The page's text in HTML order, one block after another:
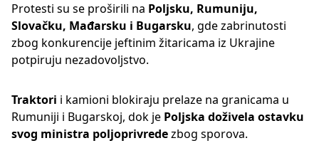
Protesti su se proširili na Poljsku, Rumuniju,
Slovačku, Mađarsku i Bugarsku, gde zabrinutosti
zbog konkurencije jeftinim žitaricama iz Ukrajine
potpiruju nezadovoljstvo.
Traktori i kamioni blokiraju prelaze na granicama u
Rumuniji i Bugarskoj, dok je Poljska doživela ostavku
svog ministra poljoprivredezbog sporova.